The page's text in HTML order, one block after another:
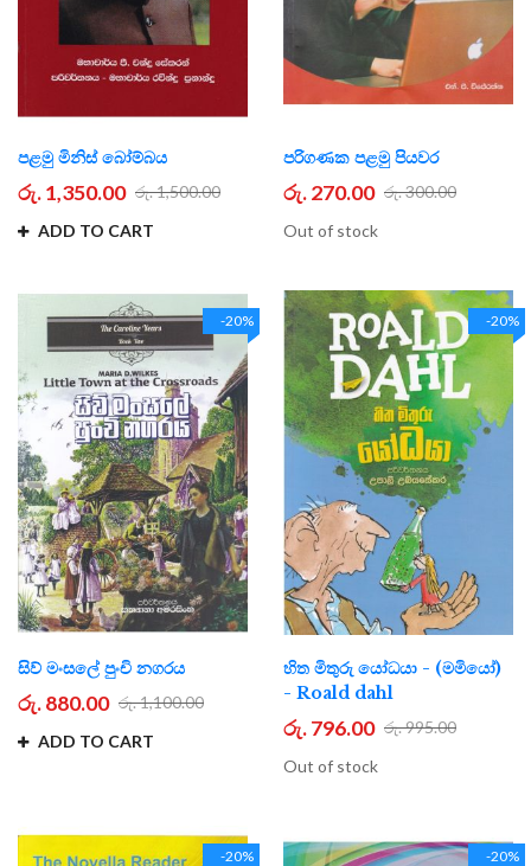
පළමු මිනිස් බෝම්බය
රු. 1,350.00 රු. 1,500.00
ADD TO CART
පරිගණක පළමු පියවර
රු. 270.00 රු. 300.00
Out of stock
-20%
සිව් මංසලේ පුංචි නගරය
රු. 880.00 රු. 1,100.00
ADD TO CART
-20%
හිත මිතුරු යෝධයා - (මමියෝ)
- Roald dahl
රු. 796.00 රු. 995.00
Out of stock
-20% -20%